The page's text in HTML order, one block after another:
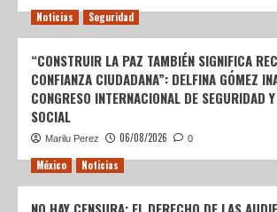
Noticias Seguridad
“CONSTRUIR LA PAZ TAMBIÉN SIGNIFICA
CONFIANZA CIUDADANA”: DELFINA GÓMEZ
CONGRESO INTERNACIONAL DE SEGURIDAD
SOCIAL
Marilu Perez 06/08/2026 0
México Noticias